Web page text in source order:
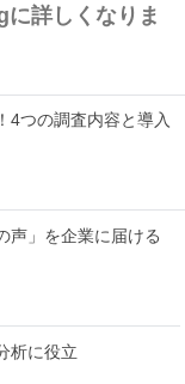
詳しくなりま
4つの調査内容と導入
声」を企業に届ける
析に役立